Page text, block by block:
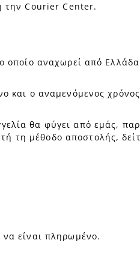
την Courier Center.
οποίο αναχωρεί από
και ο αναμενόμενος
θα φύγει από εμάς,
τη μέθοδο αποστολής,
να είναι πληρωμένο.